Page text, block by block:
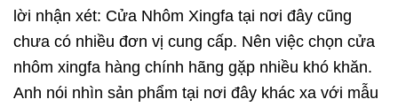
lời nhận xét: Cửa Nhôm Xingfa tại nơi đây cũng
chưa có nhiều đơn vị cung cấp. Nên việc chọn cửa
nhôm xingfa hàng chính hãng gặp nhiều khó khăn.
Anh nói nhìn sản phẩm tại nơi đây khác xa với mẫu